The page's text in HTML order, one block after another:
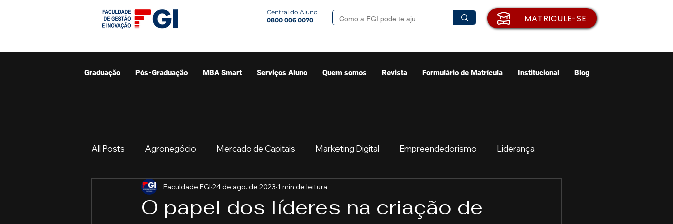
Central do Aluno
0800 006 0070
MATRICULE-SE
Graduação Pós-Graduação MBA Smart Serviços Aluno Quem somos Revista Formulário de Matrícula Institucional Blog
All Posts Agronegócio Mercado de Capitais Marketing Digital Empreendedorismo Liderança
Graduação Resumo do Mercado Sua comunidade
O papel dos líderes na criação de
Faculdade FGI 24 de ago. de 2023 1 min de leitura